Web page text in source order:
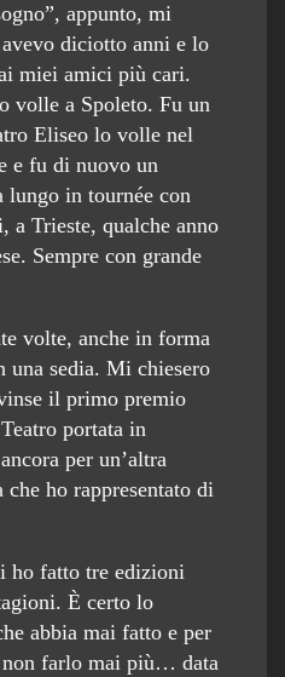
appunto, mi
diciotto anni e lo
miei amici più cari.
volle a Spoleto. Fu un
Eliseo lo volle nel
e fu di nuovo un
lungo in tournée con
a Trieste, qualche anno
Sempre con grande
volte, anche in forma
una sedia. Mi chiesero
il primo premio
portata in
per un’altra
che ho rappresentato di
ho fatto tre edizioni
È certo lo
abbia mai fatto e per
non farlo mai più… data